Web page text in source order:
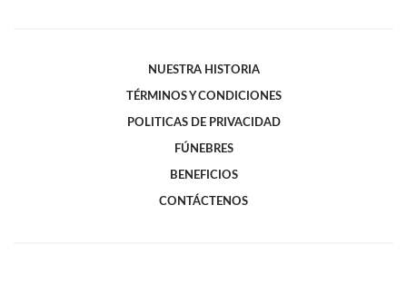
NUESTRA HISTORIA
TÉRMINOS Y CONDICIONES
POLITICAS DE PRIVACIDAD
FÚNEBRES
BENEFICIOS
CONTÁCTENOS